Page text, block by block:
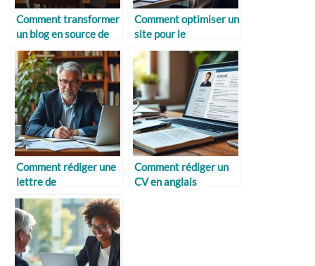
Comment transformer
un blog en source de
revenus
Comment optimiser un
site pour le
référencement mobile
Comment rédiger une
lettre de
recommandation de
stage
Comment rédiger un
CV en anglais